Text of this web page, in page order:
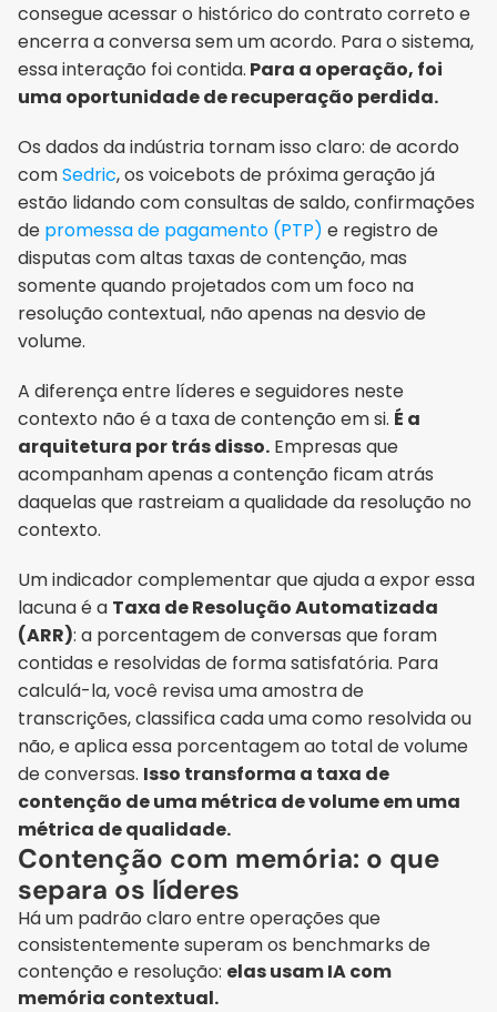
consegue acessar o histórico do contrato correto e
encerra a conversa sem um acordo. Para o sistema,
essa interação foi contida. Para a operação, foi
uma oportunidade de recuperação perdida.
Os dados da indústria tornam isso claro: de acordo
com Sedric, os voicebots de próxima geração já
estão lidando com consultas de saldo, confirmações
de promessa de pagamento (PTP) e registro de
disputas com altas taxas de contenção, mas
somente quando projetados com um foco na
resolução contextual, não apenas na desvio de
volume.
A diferença entre líderes e seguidores neste
contexto não é a taxa de contenção em si. É a
arquitetura por trás disso. Empresas que
acompanham apenas a contenção ficam atrás
daquelas que rastreiam a qualidade da resolução no
contexto.
Um indicador complementar que ajuda a expor essa
lacuna é a Taxa de Resolução Automatizada
(ARR): a porcentagem de conversas que foram
contidas e resolvidas de forma satisfatória. Para
calculá-la, você revisa uma amostra de
transcrições, classifica cada uma como resolvida ou
não, e aplica essa porcentagem ao total de volume
de conversas. Isso transforma a taxa de
contenção de uma métrica de volume em uma
métrica de qualidade.
Contenção com memória: o que
separa os líderes
Há um padrão claro entre operações que
consistentemente superam os benchmarks de
contenção e resolução: elas usam IA com
memória contextual.